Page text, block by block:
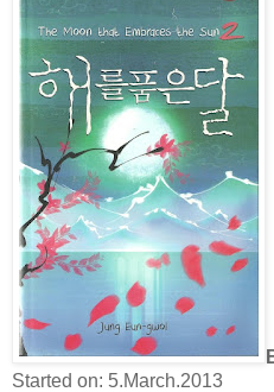
Started on: 5.March.2013